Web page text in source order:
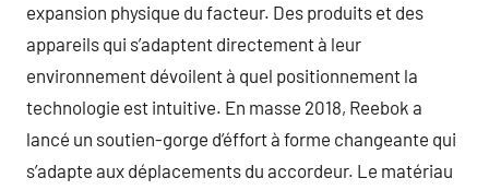
expansion physique du facteur. Des produits et des
appareils qui s’adaptent directement à leur
environnement dévoilent à quel positionnement la
technologie est intuitive. En masse 2018, Reebok a
lancé un soutien-gorge d’éffort à forme changeante qui
s’adapte aux déplacements du accordeur. Le matériau